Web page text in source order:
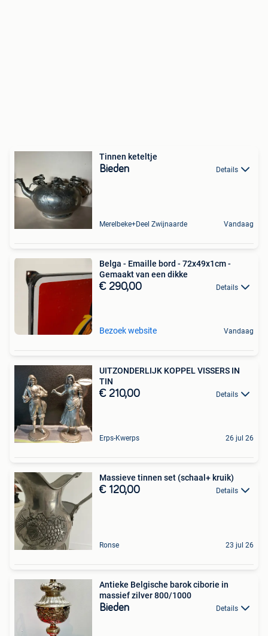
Tinnen keteltje
Bieden Details
Merelbeke+Deel Zwijnaarde Vandaag
Belga - Emaille bord - 72x49x1cm -
Gemaakt van een dikke
€ 290,00 Details
Bezoek website Vandaag
UITZONDERLIJK KOPPEL VISSERS IN
TIN
€ 210,00 Details
Erps-Kwerps 26 jul 26
Massieve tinnen set (schaal+ kruik)
€ 120,00 Details
Ronse 23 jul 26
Antieke Belgische barok ciborie in
massief zilver 800/1000
Bieden Details